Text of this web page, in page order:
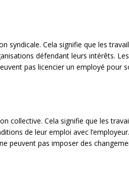
syndicale. Cela signifie que les
défendant leurs intérêts.
pas licencier un employé pour
collective. Cela signifie que les
de leur emploi avec
peuvent pas imposer des